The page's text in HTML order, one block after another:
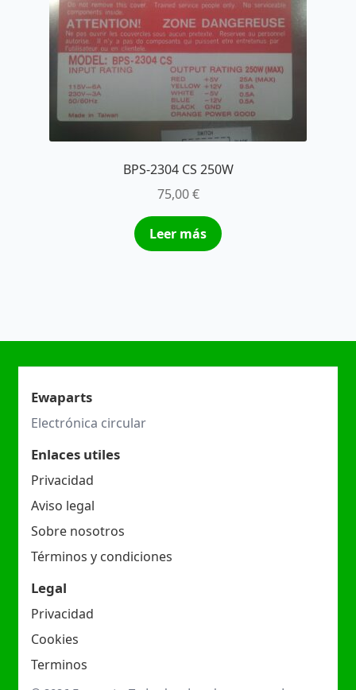
BPS-2304 CS 250W
75,00€
Leer más
Ewaparts
Electrónica circular
Enlaces utiles
Privacidad
Aviso legal
Sobre nosotros
Términos y condiciones
Legal
Privacidad
Cookies
Terminos